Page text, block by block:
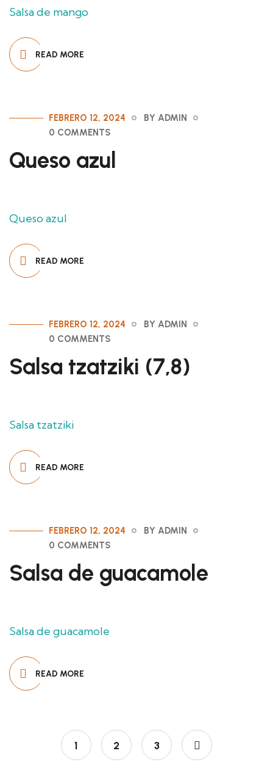
Salsa de mango
READ MORE
FEBRERO 12, 2024
BY ADMIN
0 COMMENTS
Queso azul
Queso azul
READ MORE
FEBRERO 12, 2024
BY ADMIN
0 COMMENTS
Salsa tzatziki (7,8)
Salsa tzatziki
READ MORE
FEBRERO 12, 2024
BY ADMIN
0 COMMENTS
Salsa de guacamole
Salsa de guacamole
READ MORE
1 2 3